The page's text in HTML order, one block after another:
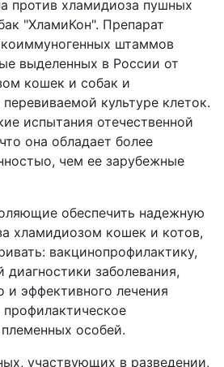
против хламидиоза пушных
"ХламиКон". Препарат
штаммов
выделенных в России от
кошек и собак и
культуре клеток.
испытания отечественной
она обладает более
чем ее зарубежные
обеспечить надежную
хламидиозом кошек и котов,
вакцинопрофилактику,
диагностики заболевания,
и эффективного лечения
особей.
участвующих в разведении,